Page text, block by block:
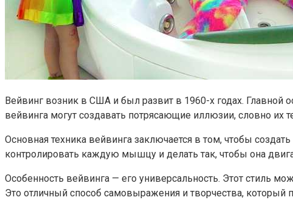
Вейвинг возник в США и был развит в 1960-х годах. Главной
вейвинга могут создавать потрясающие иллюзии, словно их
Основная техника вейвинга заключается в том, чтобы
контролировать каждую мышцу и делать так, чтобы она
Особенность вейвинга — его универсальность. Этот стиль
Это отличный способ самовыражения и творчества, который